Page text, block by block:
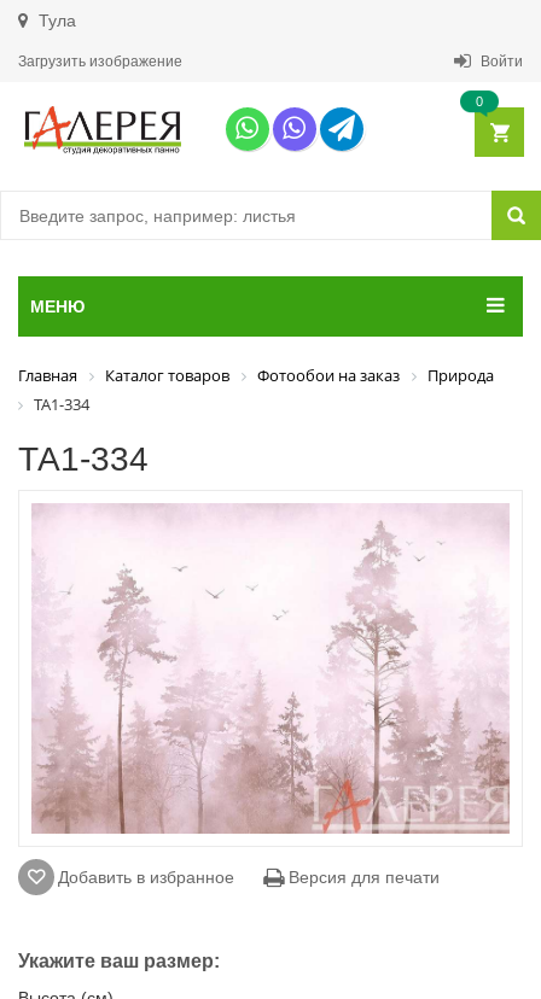
Тула
Загрузить изображение Войти
0
МЕНЮ
Главная Каталог товаров Фотообои на заказ
Природа
ТА1-334
ТА1-334
Добавить в избранное Версия для печати
Укажите ваш размер: